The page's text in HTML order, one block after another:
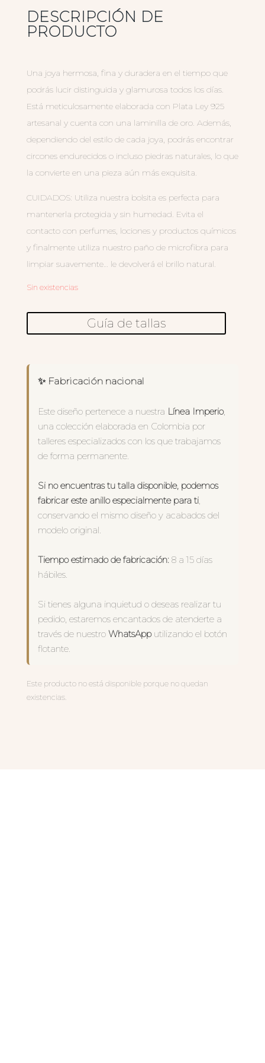
DESCRIPCIÓN DE
PRODUCTO
Una joya hermosa, fina y duradera en el tiempo que
podrás lucir distinguida y glamurosa todos los días.
Está meticulosamente elaborada con Plata Ley 925
artesanal y cuenta con una laminilla de oro. Además,
dependiendo del estilo de cada joya, podrás encontrar
circones endurecidos o incluso piedras naturales, lo que
la convierte en una pieza aún más exquisita.
CUIDADOS: Utiliza nuestra bolsita es perfecta para
mantenerla protegida y sin humedad. Evita el
contacto con perfumes, lociones y productos químicos
y finalmente utiliza nuestro paño de microfibra para
limpiar suavemente… le devolverá el brillo natural.
Sin existencias
Guía de tallas
✨ Fabricación nacional
Este diseño pertenece a nuestra Línea Imperio,
una colección elaborada en Colombia por
talleres especializados con los que trabajamos
de forma permanente.
Si no encuentras tu talla disponible, podemos
fabricar este anillo especialmente para ti,
conservando el mismo diseño y acabados del
modelo original.
Tiempo estimado de fabricación:8 a 15 días
hábiles.
Si tienes alguna inquietud o deseas realizar tu
pedido, estaremos encantados de atenderte a
través de nuestro WhatsApputilizando el botón
flotante.
Este producto no está disponible porque no quedan
existencias.